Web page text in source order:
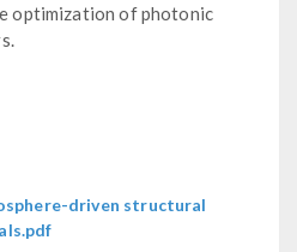
optimization of photonic
driven structural